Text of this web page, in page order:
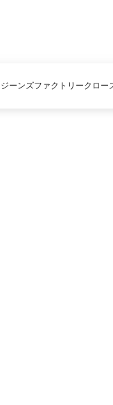
ジーンズファクトリークロー